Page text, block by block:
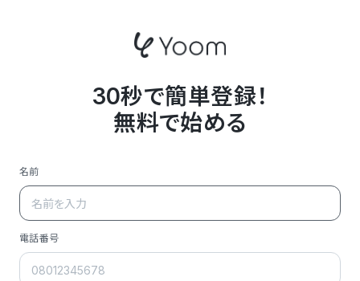
30秒で簡単登録！
無料で始める
名前
電話番号